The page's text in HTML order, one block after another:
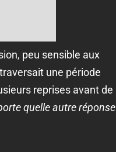
peu sensible aux
une période
reprises avant de
quelle autre réponse